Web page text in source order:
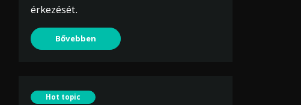
érkezését.
Bővebben
Hot topic